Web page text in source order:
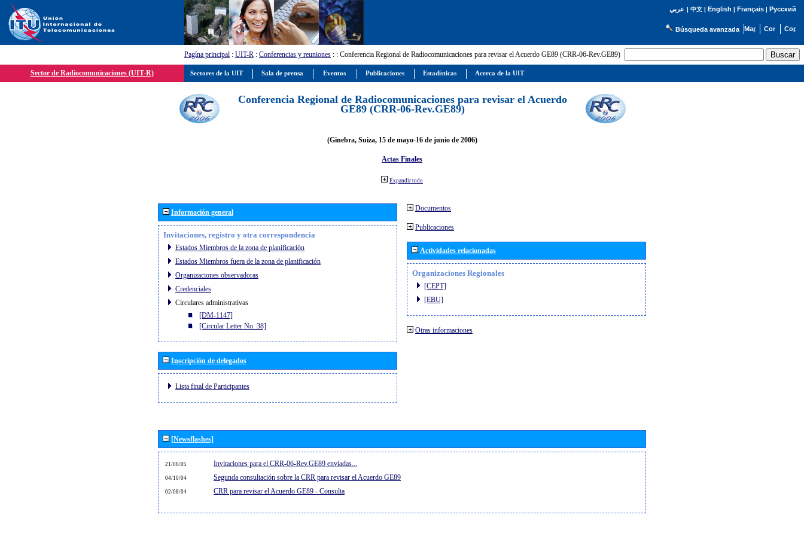
عربي | 中文| English | Français| Русский
Búsqueda avanzada
Pagína principal : UIT-R : Conferencias y reuniones : : Conferencia Regional de Radiocomunicaciones para revisar el Acuerdo GE89 (CRR-06-Rev.GE89)
Sector de Radiocomunicaciones (UIT-R)
Conferencia Regional de Radiocomunicaciones para revisar el Acuerdo
GE89 (CRR-06-Rev.GE89)
(Ginebra, Suiza, 15 de mayo-16 de junio de 2006)
Actas Finales
Expandir todo
Información general
Invitaciones, registro y otra correspondencia
Estados Miembros de la zona de planificación
Estados Miembros fuera de la zona de planificación
Organizaciones observadoras
Credenciales
Circulares administrativas
[DM-1147]
[Circular Letter No. 38]
Inscripción de delegados
Lista final de Participantes
Documentos
Publicaciones
Actividades relacionadas
Organizaciones Regionales
[CEPT]
[EBU]
Otras informaciones
[Newsflashes]
21/06/05 Invitaciones para el CRR-06-Rev.GE89 enviadas...
04/10/04 Segunda consultación sobre la CRR para revisar el Acuerdo GE89
02/08/04 CRR para revisar el Acuerdo GE89 - Consulta
Sectores de la UIT Sala de prensa Eventos Publicaciones Estadísticas Acerca de la UIT